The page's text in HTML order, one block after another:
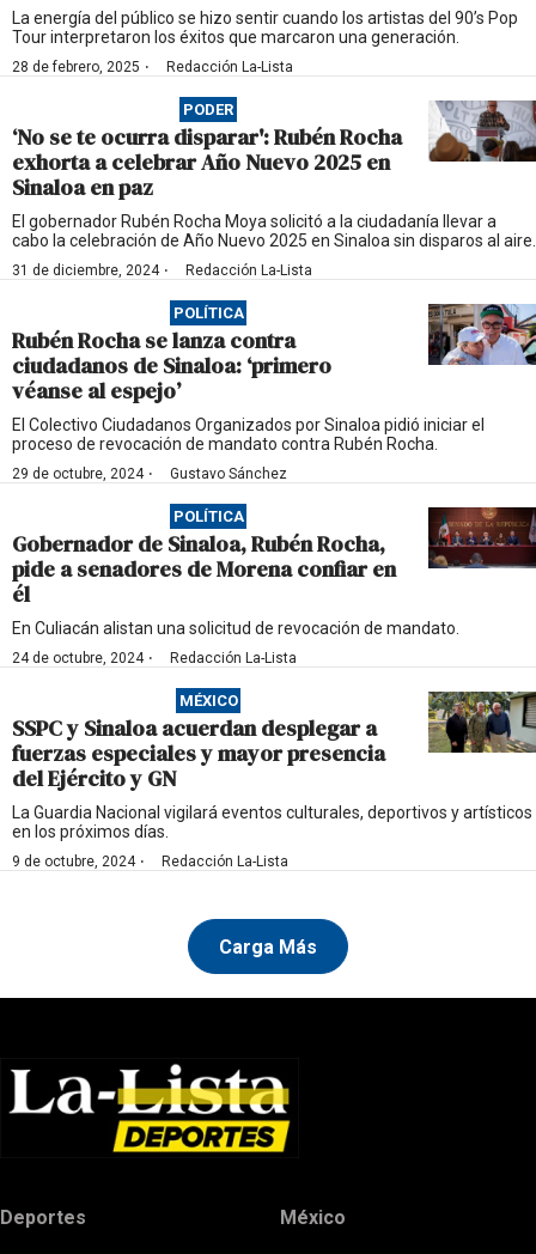
La energía del público se hizo sentir cuando los artistas del 90’s Pop
Tour interpretaron los éxitos que marcaron una generación.
28 de febrero, 2025 · Redacción La-Lista
PODER
‘No se te ocurra disparar': Rubén Rocha
exhorta a celebrar Año Nuevo 2025 en
Sinaloa en paz
El gobernador Rubén Rocha Moya solicitó a la ciudadanía llevar a
cabo la celebración de Año Nuevo 2025 en Sinaloa sin disparos al aire.
31 de diciembre, 2024· Redacción La-Lista
POLÍTICA
Rubén Rocha se lanza contra
ciudadanos de Sinaloa: ‘primero
véanse al espejo’
El Colectivo Ciudadanos Organizados por Sinaloa pidió iniciar el
proceso de revocación de mandato contra Rubén Rocha.
29 de octubre, 2024· Gustavo Sánchez
POLÍTICA
Gobernador de Sinaloa, Rubén Rocha,
pide a senadores de Morena confiar en
él
En Culiacán alistan una solicitud de revocación de mandato.
24 de octubre, 2024· Redacción La-Lista
MÉXICO
SSPC y Sinaloa acuerdan desplegar a
fuerzas especiales y mayor presencia
del Ejército y GN
La Guardia Nacional vigilará eventos culturales, deportivos y artísticos
en los próximos días.
9 de octubre, 2024· Redacción La-Lista
Carga Más
Deportes México